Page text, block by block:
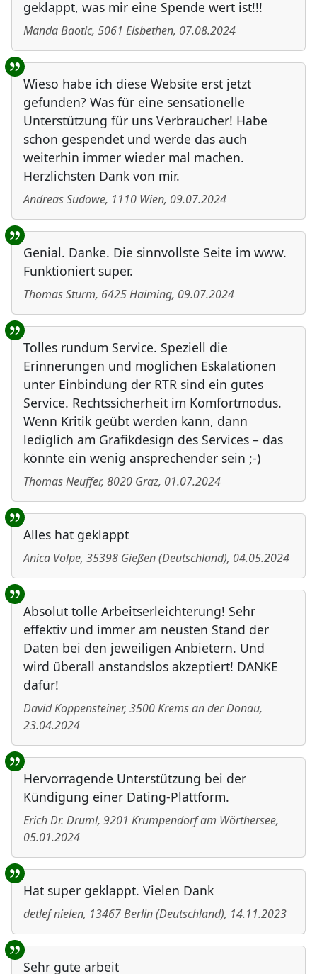
geklappt, was mir eine Spende wert ist!!!
Manda Baotic, 5061 Elsbethen, 07.08.2024
Wieso habe ich diese Website erst jetzt
gefunden? Was für eine sensationelle
Unterstützung für uns Verbraucher! Habe
schon gespendet und werde das auch
weiterhin immer wieder mal machen.
Herzlichsten Dank von mir.
Andreas Sudowe, 1110 Wien, 09.07.2024
Genial. Danke. Die sinnvollste Seite im www.
Funktioniert super.
Thomas Sturm, 6425Haiming, 09.07.2024
Tolles rundum Service. Speziell die
Erinnerungen und möglichen Eskalationen
unter Einbindung der RTR sind ein gutes
Service. Rechtssicherheit im Komfortmodus.
Wenn Kritik geübt werden kann, dann
lediglich am Grafikdesign des Services – das
könnte ein wenig ansprechender sein ;-)
Thomas Neuffer, 8020 Graz, 01.07.2024
Alles hat geklappt
Anica Volpe, 35398 Gießen(Deutschland), 04.05.2024
Absolut tolle Arbeitserleichterung! Sehr
effektiv und immer am neusten Stand der
Daten bei den jeweiligen Anbietern. Und
wird überall anstandslos akzeptiert! DANKE
dafür!
David Koppensteiner, 3500Krems an der Donau,
23.04.2024
Hervorragende Unterstützung bei der
Kündigung einer Dating-Plattform.
Erich Dr. Druml, 9201 Krumpendorf am Wörthersee,
05.01.2024
Hat super geklappt. Vielen Dank
detlef nielen, 13467Berlin(Deutschland), 14.11.2023
Sehr gute arbeit